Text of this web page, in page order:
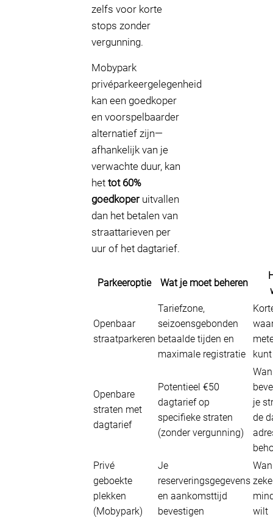
zelfs voor korte
stops zonder
vergunning.
Mobypark
privéparkeergelegenheid
kan een goedkoper
en voorspelbaarder
alternatief zijn—
afhankelijk van je
verwachte duur, kan
het tot 60%
goedkoperuitvallen
dan het betalen van
straattarieven per
uur of het dagtarief.
Parkeeroptie Wat je moet beheren
Openbaar
straatparkeren
Tariefzone,
seizoensgebonden
betaalde tijden en
maximale registratie
Openbare
straten met
dagtarief
Potentieel €50
dagtarief op
specifieke straten
(zonder vergunning)
je
de
Privé
geboekte
plekken
(Mobypark)
Je
reserveringsgegevens
en aankomsttijd
bevestigen
wilt